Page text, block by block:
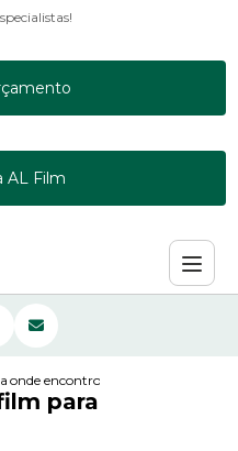
AL Film
apartamento
onde encontro insulfilm para
para